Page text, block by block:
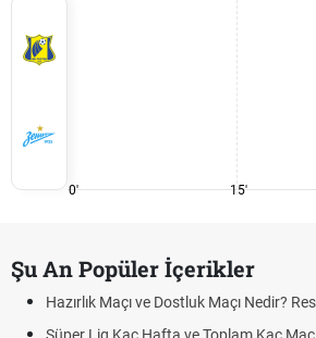
0' 15'
Şu An Popüler İçerikler
Hazırlık Maçı ve Dostluk Maçı Nedir?